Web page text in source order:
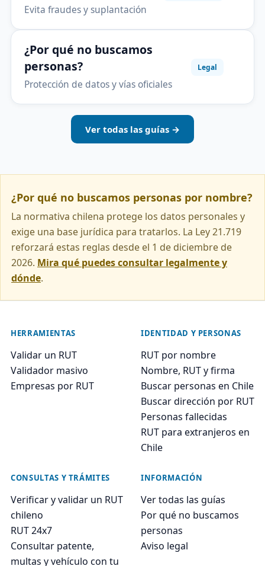
Evita fraudes y suplantación
¿Por qué no buscamos
personas?
Protección de datos y vías oficiales
Legal
Ver todas las guías →
¿Por qué no buscamos personas por nombre?
La normativa chilena protege los datos personales y
exige una base jurídica para tratarlos. La Ley 21.719
reforzará estas reglas desde el 1 de diciembre de
2026. Mira qué puedes consultar legalmente y
dónde.
HERRAMIENTAS
Validar un RUT
Validador masivo
Empresas por RUT
IDENTIDAD Y PERSONAS
RUT por nombre
Nombre, RUT y firma
Buscar personas en Chile
Buscar dirección por RUT
Personas fallecidas
RUT para extranjeros en
Chile
CONSULTAS Y TRÁMITES
Verificar y validar un RUT
chileno
RUT 24x7
Consultar patente,
multas y vehículo con tu
INFORMACIÓN
Ver todas las guías
Por qué no buscamos
personas
Aviso legal